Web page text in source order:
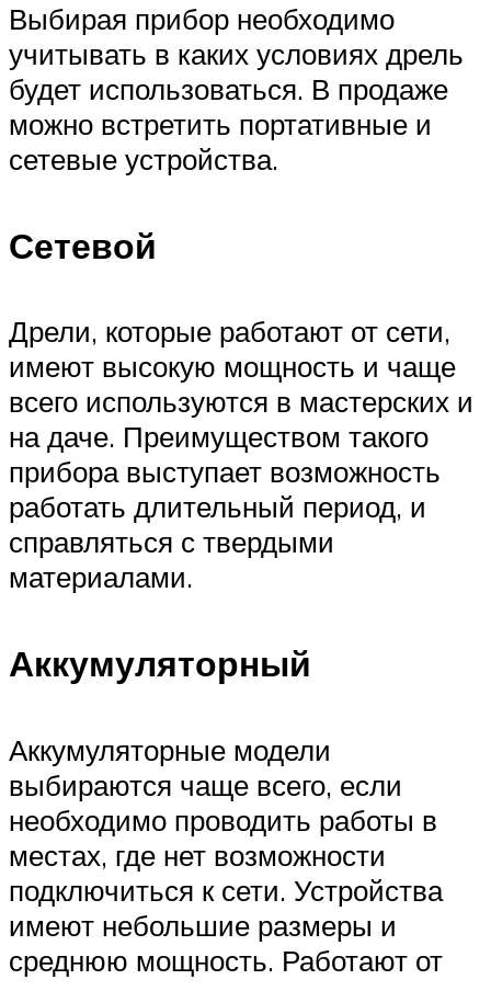
Выбирая прибор необходимо
учитывать в каких условиях дрель
будет использоваться. В продаже
можно встретить портативные и
сетевые устройства.
Сетевой
Дрели, которые работают от сети,
имеют высокую мощность и чаще
всего используются в мастерских и
на даче. Преимуществом такого
прибора выступает возможность
работать длительный период, и
справляться с твердыми
материалами.
Аккумуляторный
Аккумуляторные модели
выбираются чаще всего, если
необходимо проводить работы в
местах, где нет возможности
подключиться к сети. Устройства
имеют небольшие размеры и
среднюю мощность. Работают от